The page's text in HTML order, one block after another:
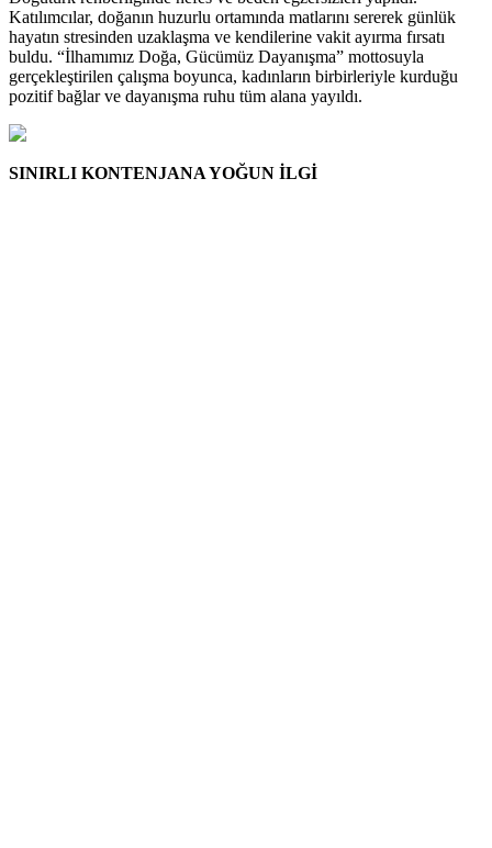
Katılımcılar, doğanın huzurlu ortamında matlarını sererek günlük
hayatın stresinden uzaklaşma ve kendilerine vakit ayırma fırsatı
buldu. “İlhamımız Doğa, Gücümüz Dayanışma” mottosuyla
gerçekleştirilen çalışma boyunca, kadınların birbirleriyle kurduğu
pozitif bağlar ve dayanışma ruhu tüm alana yayıldı.
SINIRLI KONTENJANA YOĞUN İLGİ